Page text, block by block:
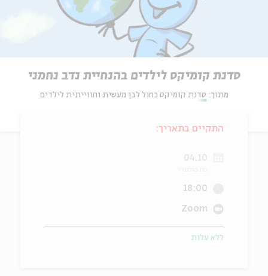
סדנת קומיקס לילדים בהנחיית נדב נחמני
מתוך: סדנת קומיקס כחול לבן מעשית וחווייתית לילדים
התקיים בתאריך:
04.10
18:00
Zoom
ללא עלות